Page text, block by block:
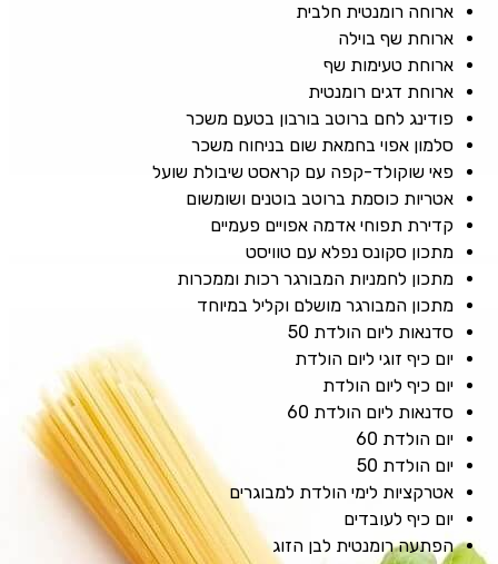
ארוחה רומנטית חלבית
ארוחת שף בוילה
ארוחת טעימות שף
ארוחת דגים רומנטית
פודינג לחם ברוטב בורבון בטעם משכר
סלמון אפוי בחמאת שום בניחוח משכר
פאי שוקולד-קפה עם קראסט שיבולת שועל
אטריות כוסמת ברוטב בוטנים ושומשום
קדירת תפוחי אדמה אפויים פעמיים
מתכון סקונס נפלא עם טוויסט
מתכון לחמניות המבורגר רכות וממכרות
מתכון המבורגר מושלם וקליל במיוחד
סדנאות ליום הולדת 50
יום כיף זוגי ליום הולדת
יום כיף ליום הולדת
סדנאות ליום הולדת 60
יום הולדת 60
יום הולדת 50
אטרקציות לימי הולדת למבוגרים
יום כיף לעובדים
הפתעה רומנטית לבן הזוג